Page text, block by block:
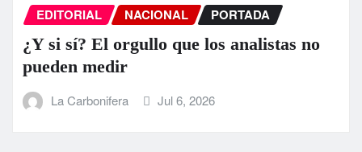
EDITORIAL NACIONAL PORTADA
¿Y si sí? El orgullo que los analistas no
pueden medir
La Carbonifera Jul 6, 2026